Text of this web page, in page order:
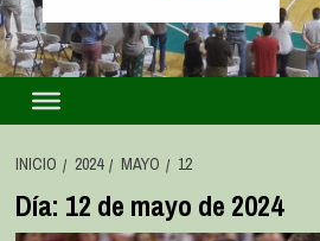
INICIO 2024 MAYO 12
Día: 12 de mayo de 2024